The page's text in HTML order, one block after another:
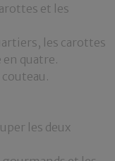
et les
les carottes
en quatre.
couteau.
les deux